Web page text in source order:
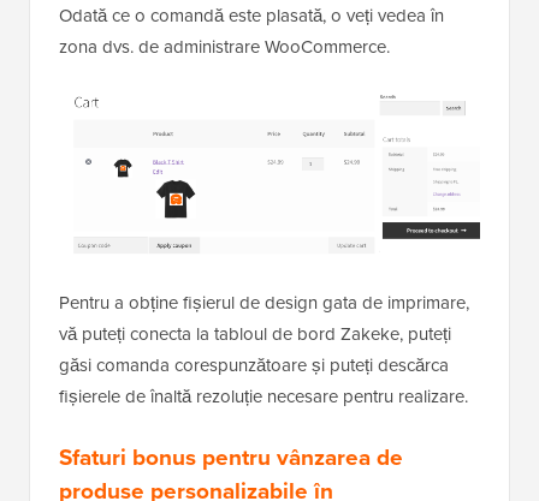
Odată ce o comandă este plasată, o veți vedea în
zona dvs. de administrare WooCommerce.
Pentru a obține fișierul de design gata de imprimare,
vă puteți conecta la tabloul de bord Zakeke, puteți
găsi comanda corespunzătoare și puteți descărca
fișierele de înaltă rezoluție necesare pentru realizare.
Sfaturi bonus pentru vânzarea de
produse personalizabile în